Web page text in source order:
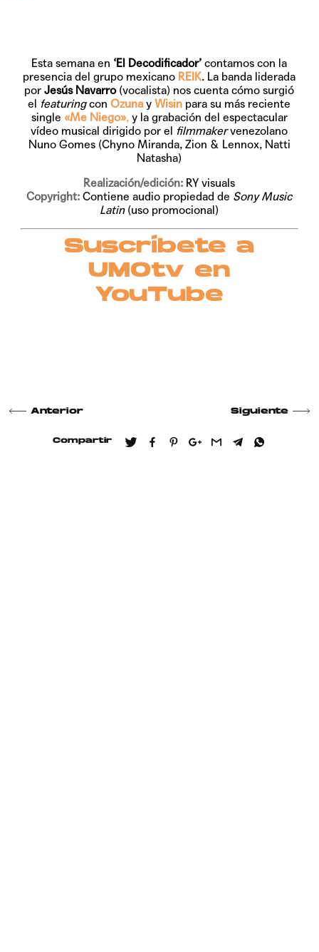
Esta semana en ‘El Decodificador’contamos con la
presencia del grupo mexicano REIK. La banda liderada
porJesús Navarro(vocalista) nos cuenta cómo surgió
el featuringconOzuna yWisin para su más reciente
single «Me Niego»,y la grabación del espectacular
vídeo musical dirigido por el filmmakervenezolano
Nuno Gomes (Chyno Miranda, Zion & Lennox, Natti
Natasha)
Realización/edición: RY visuals
Copyright: Contiene audio propiedad de Sony Music
Latin(uso promocional)
Suscríbete a
UMOtv en
YouTube
Anterior Siguiente
Compartir